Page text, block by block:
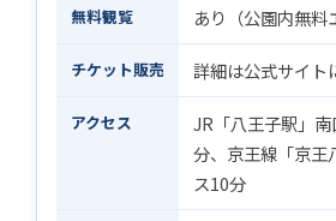
無料観覧 あり（公園内無料
チケット販売 詳細は公式サイト
アクセス
JR「八王子駅」
分、京王線「京王
ス10分